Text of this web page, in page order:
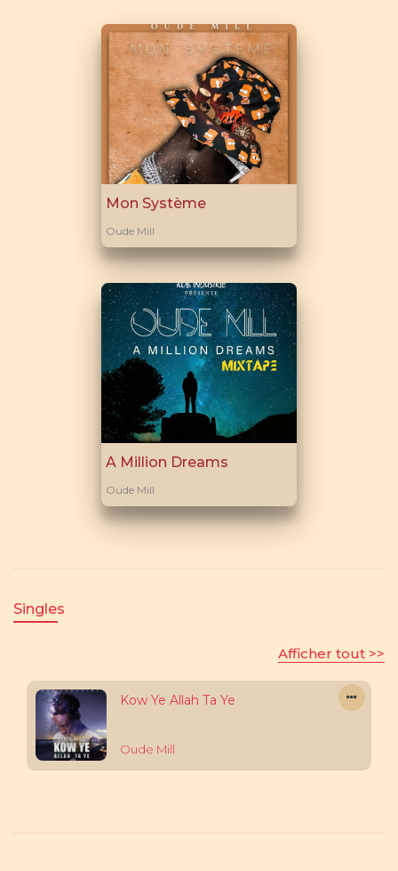
Mon Système
Oude Mill
A Million Dreams
Oude Mill
Singles
Afficher tout >>
Kow Ye Allah Ta Ye
Oude Mill